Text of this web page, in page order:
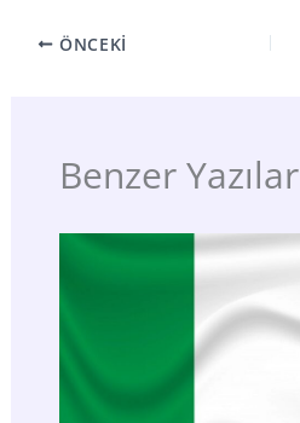
ÖNCEKI
Benzer Yazılar